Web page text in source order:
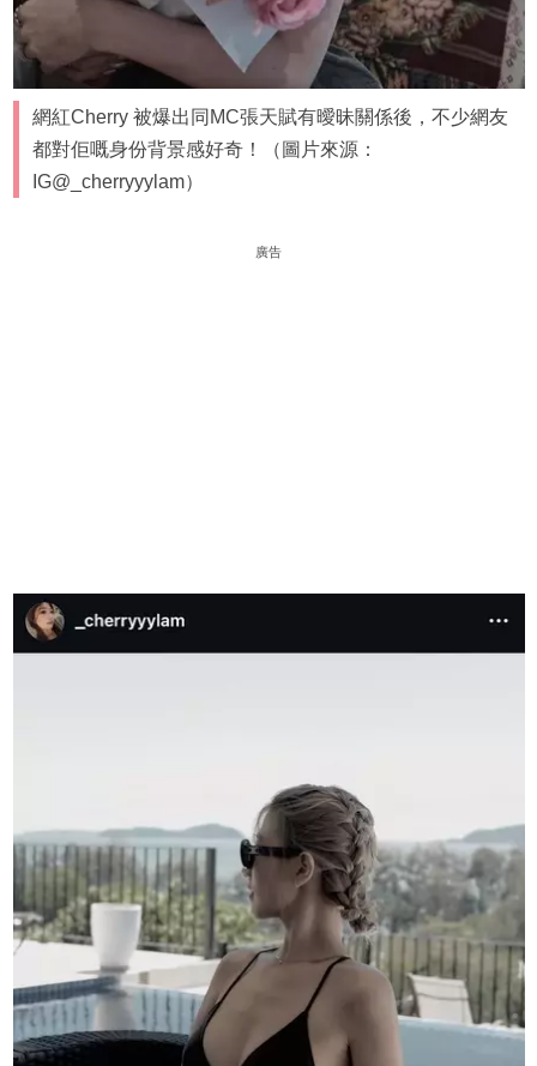
網紅Cherry 被爆出同MC張天賦有曖昧關係後，不少網友
都對佢嘅身份背景感好奇！（圖片來源：
IG@_cherryyylam）
廣告